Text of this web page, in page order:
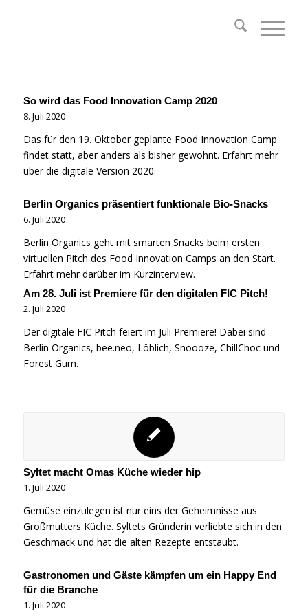
So wird das Food Innovation Camp 2020
8. Juli 2020
Das für den 19. Oktober geplante Food Innovation Camp
findet statt, aber anders als bisher gewohnt. Erfahrt mehr
über die digitale Version 2020.
Berlin Organics präsentiert funktionale Bio-Snacks
6. Juli 2020
Berlin Organics geht mit smarten Snacks beim ersten
virtuellen Pitch des Food Innovation Camps an den Start.
Erfahrt mehr darüber im Kurzinterview.
Am 28. Juli ist Premiere für den digitalen FIC Pitch!
2. Juli 2020
Der digitale FIC Pitch feiert im Juli Premiere! Dabei sind
Berlin Organics, bee.neo, Löblich, Snoooze, ChillChoc und
Forest Gum.
Syltet macht Omas Küche wieder hip
1. Juli 2020
Gemüse einzulegen ist nur eins der Geheimnisse aus
Großmutters Küche. Syltets Gründerin verliebte sich in den
Geschmack und hat die alten Rezepte entstaubt.
Gastronomen und Gäste kämpfen um ein Happy End
für die Branche
1. Juli 2020